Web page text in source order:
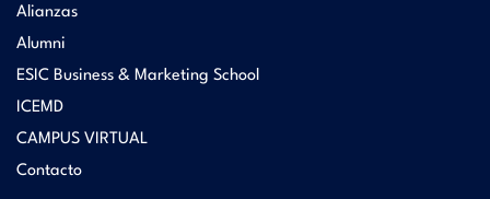
Alianzas
Alumni
ESIC Business & Marketing School
ICEMD
CAMPUS VIRTUAL
Contacto